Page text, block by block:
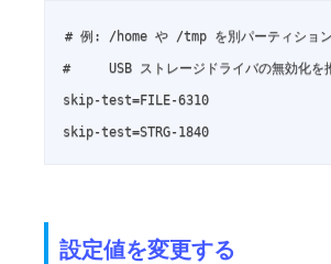
# 例: /home や /tmp を別パーティショ
#     USB ストレージドライバの無効化を
skip-test=FILE-6310
skip-test=STRG-1840
設定値を変更する